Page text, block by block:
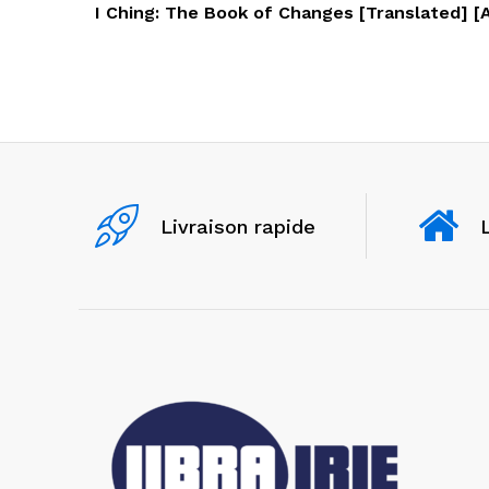
I Ching: The Book of Changes [Translated]
Livraison rapide